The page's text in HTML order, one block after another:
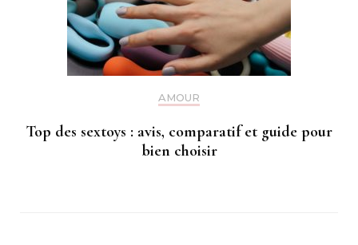
AMOUR
Top des sextoys : avis, comparatif et guide pour
bien choisir